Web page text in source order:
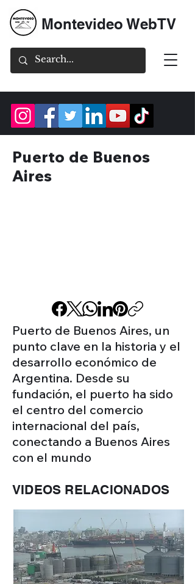
Montevideo WebTV
Puerto de Buenos
Aires
Puerto de Buenos Aires, un
punto clave en la historia y el
desarrollo económico de
Argentina. Desde su
fundación, el puerto ha sido
el centro del comercio
internacional del país,
conectando a Buenos Aires
con el mundo
VIDEOS RELACIONADOS